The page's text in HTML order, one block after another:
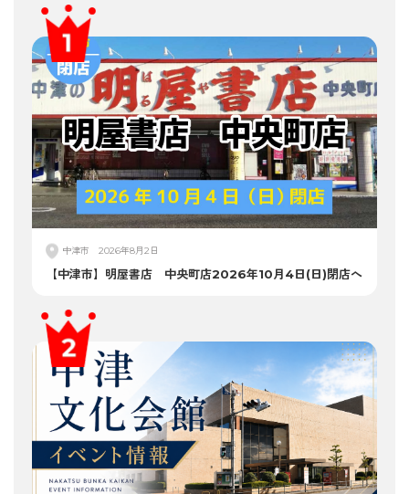
中津市 2026年8月2日
【中津市】明屋書店 中央町店2026年10月4日(日)閉店へ